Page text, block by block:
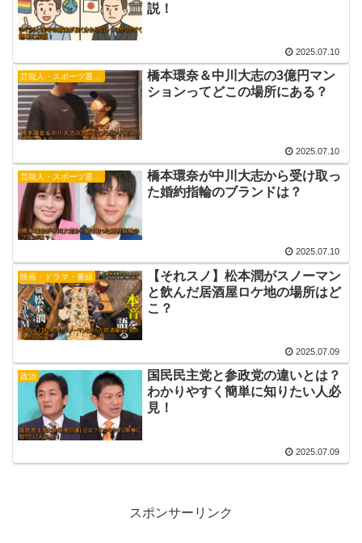
説！
2025.07.10
芸能人・スポーツ選手・有名人
橋本環奈＆中川大志の3億円マン
ションってどこの場所にある？
2025.07.10
橋本環奈が中川大志から受け取っ
た婚約指輪のブランドは？
2025.07.10
映画・ドラマ・番組
【それスノ】松本潤がスノーマン
と飲んだ居酒屋ロケ地の場所はど
こ？
2025.07.09
政治
国民民主党と参政党の違いとは？
わかりやすく簡単に知りたい人必
見！
2025.07.09
スポンサーリンク